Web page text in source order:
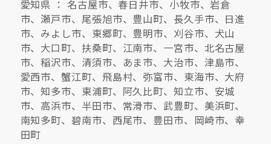
愛知県 ： 名古屋市、春日井市、小牧市、岩倉
市、瀬戸市、尾張旭市、豊山町、長久手市、日進
市、みよし市、東郷町、豊明市、刈谷市、犬山
市、大口町、扶桑町、江南市、一宮市、北名古屋
市、稲沢市、清須市、あま市、大治市、津島市、
愛西市、蟹江町、飛島村、弥富市、東海市、大府
市、知多市、東浦町、阿久比町、知立市、安城
市、高浜市、半田市、常滑市、武豊町、美浜町、
南知多町、碧南市、西尾市、豊田市、岡崎市、幸
田町